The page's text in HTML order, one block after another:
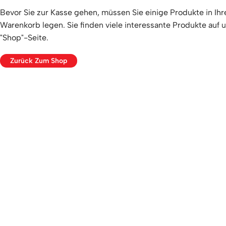
Bevor Sie zur Kasse gehen, müssen Sie einige Produkte in
Warenkorb legen. Sie finden viele interessante Produkte auf
"Shop"-Seite.
Zurück Zum Shop